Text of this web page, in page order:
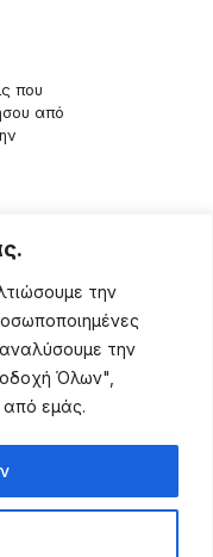
την
αναλύσουμε την
Όλων",
από εμάς.
που
από